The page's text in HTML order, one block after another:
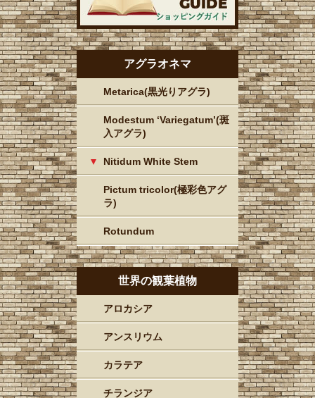
アグラオネマ
Metarica(黒光りアグラ)
Modestum ‘Variegatum’(斑
入アグラ)
Nitidum White Stem
Pictum tricolor(極彩色アグ
ラ)
Rotundum
世界の観葉植物
アロカシア
アンスリウム
カラテア
チランジア